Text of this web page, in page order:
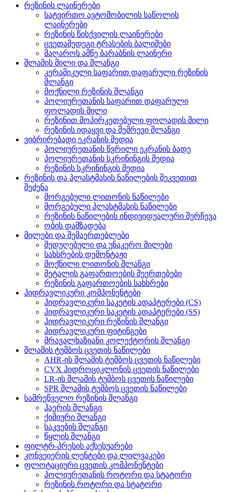
რეზინის ლაინერები
სატვირთო ავტომობილის საწოლის
ლაინერები
რეზინის წისქვილის ლაინერები
ცვეთამედეგი ტრასების ბალიშები
მაღაროს ამწე ბარაბნის ლაინერი
შლამის მილი და შლანგი
კერამიკული საფარით დაფარული რეზინის
შლანგი
მოქნილი რეზინის შლანგი
პოლიურეთანის საფარით დაფარული
ფოლადის მილი
რეზინით მოპირკეთებული ფოლადის მილი
რეზინის იდაყვი და შემრევი შლანგი
ვიბრირებადი ეკრანის მედია
პოლიურეთანის წვრილი ეკრანის ბადე
პოლიურეთანის სკრინინგის მედია
რეზინის სკრინინგის მედია
რეზინის და პლასტმასის ნაწილების შეკვეთით
შეძენა
მორგებული ლითონის ნაწილები
მორგებული პლასტმასის ნაწილები
რეზინის ნაწილების ინდივიდუალური შერჩევა
ობის დამზადება
მილები და შემაერთებლები
შედუღებული და უნაკერო მილები
სახსრების დემონტაჟი
მოქნილი ლითონის შლანგი
მეტალის გაფართოების შეერთებები
რეზინის გაფართოების სახსრები
ჰიდრავლიკური კომპონენტები
ჰიდრავლიკური საკეტის ადაპტერები (CS)
ჰიდრავლიკური საკეტის ადაპტერები (SS)
ჰიდრავლიკური რეზინის შლანგი
ჰიდრავლიკური ფიტინგები
მრავალხაზიანი კოლექტორის შლანგი
შლამის ტუმბოს ცვეთის ნაწილები
AHR-ის შლამის ტუმბოს ცვეთის ნაწილები
CVX ჰიდროციკლონის ცვეთის ნაწილები
LR-ის შლამის ტუმბოს ცვეთის ნაწილები
SPR შლამის ტუმბოს ცვეთის ნაწილები
სამრეწველო რეზინის შლანგი
ჰაერის შლანგი
ქიმიური შლანგი
საკვების შლანგი
წყლის შლანგი
ფილტრ-პრესის აქსესუარები
კონვეიერის ლენტები და ლილვაკები
ფლოტაციური ცვეთის კომპონენტები
პოლიურეთანის როტორი და სტატორი
რეზინის როტორი და სტატორი